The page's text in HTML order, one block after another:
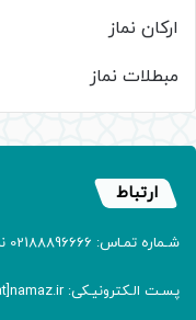
ارکان نماز
مبطلات نماز
ارتباط
شـماره تمـاس: 02188896666 نمابر: 02188905150
پسـت الـکترونیـکی: info[at]namaz.ir